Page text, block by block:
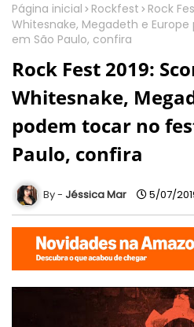
Página inicial Rockfest
Rock
Whitesnake, Megadeth e
em São Paulo, confira
Rock Fest 2019:
Whitesnake,
podem tocar no
Paulo, confira
Jéssica Mar 5/07/